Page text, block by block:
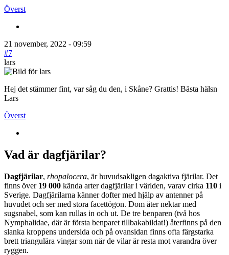
Överst
21 november, 2022 - 09:59
#7
lars
Hej det stämmer fint, var såg du den, i Skåne? Grattis! Bästa hälsn
Lars
Överst
Vad är dagfjärilar?
Dagfjärilar, rhopalocera, är huvudsakligen dagaktiva fjärilar. Det
finns över 19 000 kända arter dagfjärilar i världen, varav cirka 110 i
Sverige. Dagfjärilarna känner dofter med hjälp av antenner på
huvudet och ser med stora facettögon. Dom äter nektar med
sugsnabel, som kan rullas in och ut. De tre benparen (två hos
Nymphalidae, där är första benparet tillbakabildat!) återfinns på den
slanka kroppens undersida och på ovansidan finns ofta färgstarka
brett triangulära vingar som när de vilar är resta mot varandra över
ryggen.